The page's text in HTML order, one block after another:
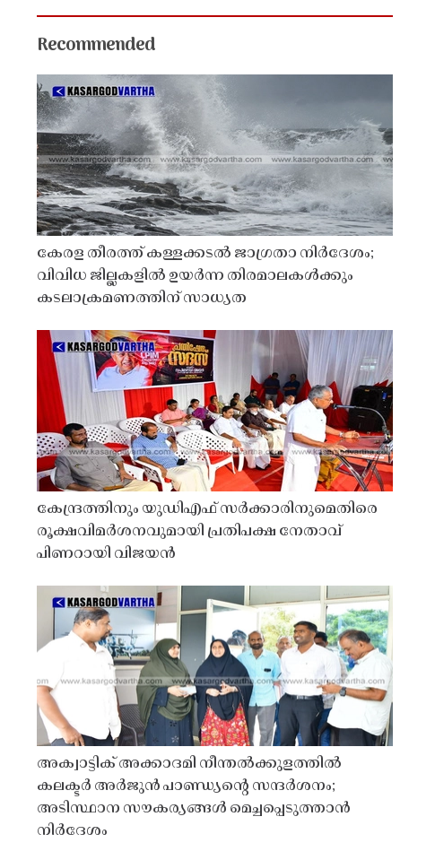
Recommended
കേരള തീരത്ത് കള്ളക്കടൽ ജാഗ്രതാ നിർദേശം;
വിവിധ ജില്ലകളിൽ ഉയർന്ന തിരമാലകൾക്കും
കടലാക്രമണത്തിന് സാധ്യത
കേന്ദ്രത്തിനും യുഡിഎഫ് സർക്കാരിനുമെതിരെ
രൂക്ഷവിമർശനവുമായി പ്രതിപക്ഷ നേതാവ്
പിണറായി വിജയൻ
അക്വാട്ടിക് അക്കാദമി നീന്തൽക്കുളത്തിൽ
കലക്ടർ അർജുൻ പാണ്ഡ്യൻ്റെ സന്ദർശനം;
അടിസ്ഥാന സൗകര്യങ്ങൾ മെച്ചപ്പെടുത്താൻ
നിർദേശം